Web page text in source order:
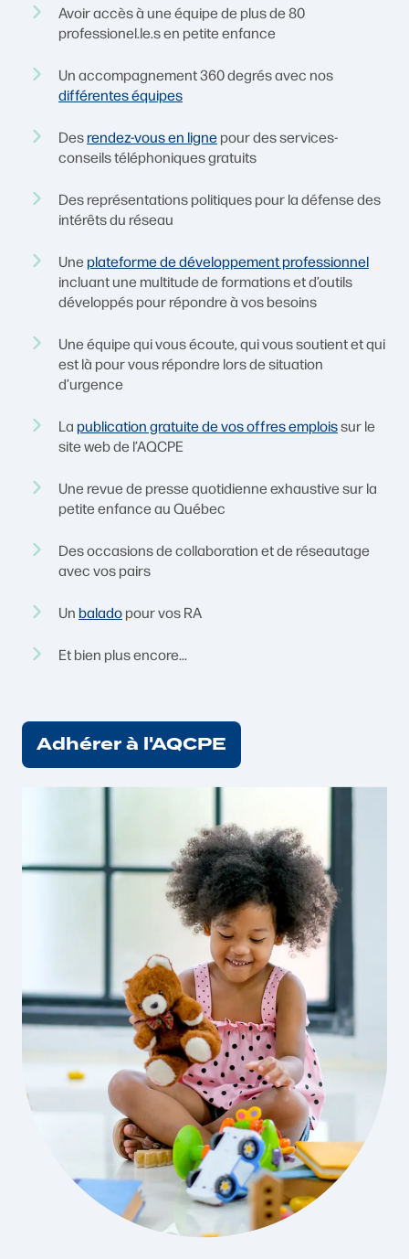
Avoir accès à une équipe de plus de 80
professionel.le.s en petite enfance
Un accompagnement 360 degrés avec nos
différentes équipes
Desrendez-vous en lignepour des services-
conseils téléphoniques gratuits
Des représentations politiques pour la défense des
intérêts du réseau
Uneplateforme de développement professionnel
incluant une multitude de formations et d’outils
développés pour répondre à vos besoins
Une équipe qui vous écoute, qui vous soutient et qui
est là pour vous répondre lors de situation
d’urgence
Lapublication gratuite de vos offres emploissur le
site web de l’AQCPE
Une revue de presse quotidienne exhaustive sur la
petite enfance au Québec
Des occasions de collaboration et de réseautage
avec vos pairs
Unbaladopour vos RA
Et bien plus encore...
Adhérer à l'AQCPE